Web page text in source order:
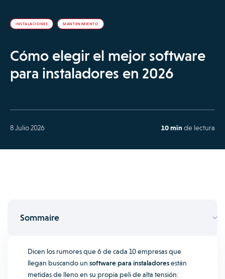
INSTALACIONES MANTENIMIENTO
Cómo elegir el mejor software
para instaladores en 2026
8 Julio 2026 10 min de lectura
Sommaire
Dicen los rumores que 6 de cada 10 empresas que
llegan buscando un software para instaladoresestán
metidas de lleno en su propia peli de alta tensión: